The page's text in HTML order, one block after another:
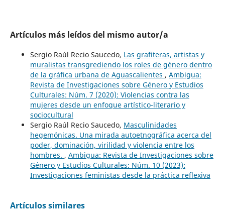
Artículos más leídos del mismo autor/a
Sergio Raúl Recio Saucedo, Las grafiteras, artistas y
muralistas transgrediendo los roles de género dentro
de la gráfica urbana de Aguascalientes , Ambigua:
Revista de Investigaciones sobre Género y Estudios
Culturales: Núm. 7 (2020): Violencias contra las
mujeres desde un enfoque artístico-literario y
sociocultural
Sergio Raúl Recio Saucedo, Masculinidades
hegemónicas. Una mirada autoetnográfica acerca del
poder, dominación, virilidad y violencia entre los
hombres. , Ambigua: Revista de Investigaciones sobre
Género y Estudios Culturales: Núm. 10 (2023):
Investigaciones feministas desde la práctica reflexiva
Artículos similares